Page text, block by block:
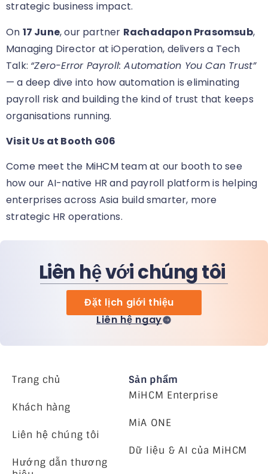
strategic business impact.
On 17 June, our partner Rachadapon Prasomsub,
Managing Director at iOperation, delivers a Tech
Talk: “Zero-Error Payroll: Automation You Can Trust”
— a deep dive into how automation is eliminating
payroll risk and building the kind of trust that keeps
organisations running.
Visit Us at Booth G06
Come meet the MiHCM team at our booth to see
how our AI-native HR and payroll platform is helping
enterprises across Asia build smarter, more
strategic HR operations.
Liên hệ với chúng tôi
Đặt lịch giới thiệu
Liên hệ ngay
Trang chủ
Khách hàng
Liên hệ chúng tôi
Hướng dẫn thương
Sản phẩm
MiHCM Enterprise
MiA ONE
Dữ liệu & AI của MiHCM